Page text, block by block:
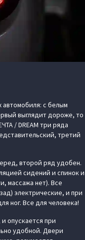
автомобиля: с белым
выглядит дороже, то
/ DREAM три ряда
третий
второй ряд удобен.
сидений и спинок и
массажа нет). Все
электрические, и при
ног. Все для человека!
опускается при
удобной. Двери